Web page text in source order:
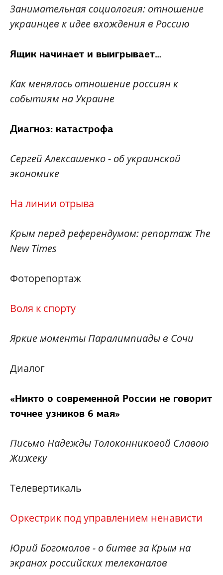
Занимательная социология: отношение
украинцев к идее вхождения в Россию
Ящик начинает и выигрывает…
Как менялось отношение россиян к
событиям на Украине
Диагноз: катастрофа
Сергей Алексашенко - об украинской
экономике
На линии отрыва
Крым перед референдумом: репортаж The
New Times
Фоторепортаж
Воля к спорту
Яркие моменты Паралимпиады в Сочи
Диалог
«Никто о современной России не говорит
точнее узников 6 мая»
Письмо Надежды Толоконниковой Славою
Жижеку
Телевертикаль
Оркестрик под управлением ненависти
Юрий Богомолов - о битве за Крым на
экранах российских телеканалов